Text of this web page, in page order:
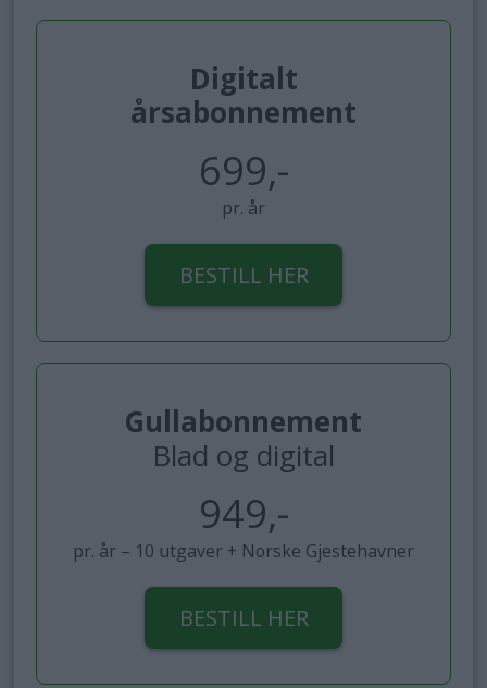
Digitalt
årsabonnement
699,-
pr. år
BESTILL HER
Gullabonnement
Blad og digital
949,-
pr. år – 10 utgaver + Norske Gjestehavner
BESTILL HER